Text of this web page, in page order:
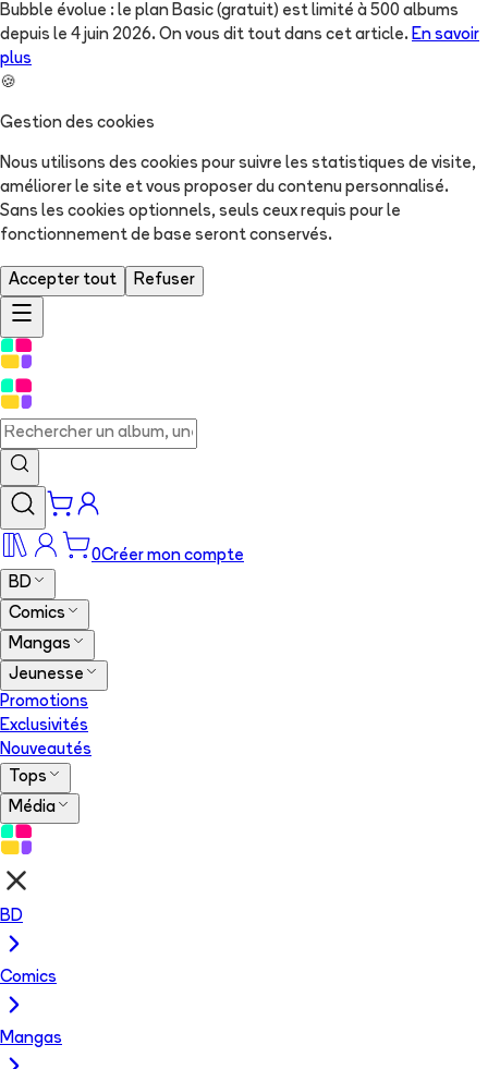
Bubble évolue : le plan Basic (gratuit) est limité à 500 albums
depuis le 4 juin 2026. On vous dit tout dans cet article. En savoir
plus
🍪
Gestion des cookies
Nous utilisons des cookies pour suivre les statistiques de visite,
améliorer le site et vous proposer du contenu personnalisé.
Sans les cookies optionnels, seuls ceux requis pour le
fonctionnement de base seront conservés.
Accepter tout Refuser
0Créer mon compte
BD
Comics
Mangas
Jeunesse
Promotions
Exclusivités
Nouveautés
Tops
Média
BD
Comics
Mangas